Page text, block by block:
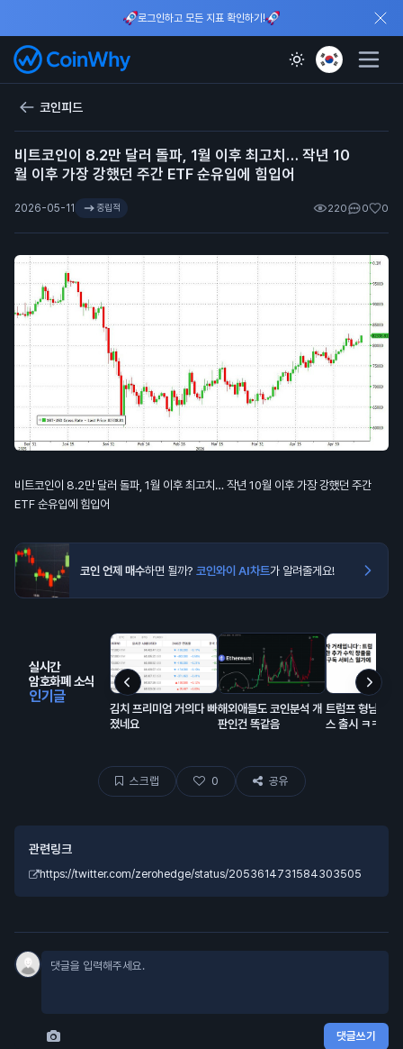
로그인하고 모든 지표 확인하기!
코인피드
비트코인이 8.2만 달러 돌파, 1월 이후 최고치… 작년 10
월 이후 가장 강했던 주간 ETF 순유입에 힘입어
2026-05-11 중립적 220 0 0
비트코인이 8.2만 달러 돌파, 1월 이후 최고치… 작년 10월 이후 가장 강했던 주간
ETF 순유입에 힘입어
코인 언제 매수하면 될까? 코인와이 AI차트가 알려줄게요!
실시간
암호화폐 소식
인기글
김치 프리미엄 거의다 빠
졌네요
해외애들도 코인분석 개
판인건 똑같음
트럼프 형님의
스 출시 ㅋㅋㅋ
스크랩 0 공유
관련링크
https://twitter.com/zerohedge/status/2053614731584303505
댓글쓰기